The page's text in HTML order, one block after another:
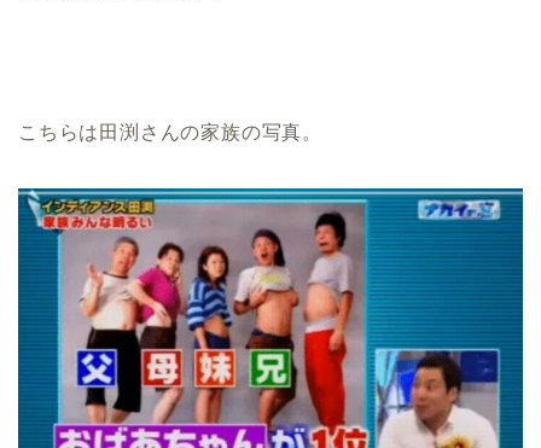
こちらは田渕さんの家族の写真。